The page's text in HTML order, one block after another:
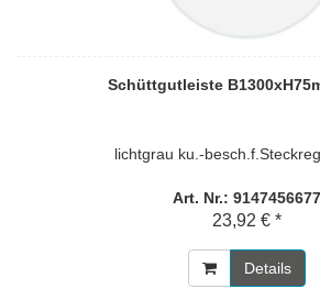
Schüttgutleiste
lichtgrau ku.-
Art. Nr.: 9147456677
23,92 € *
Details